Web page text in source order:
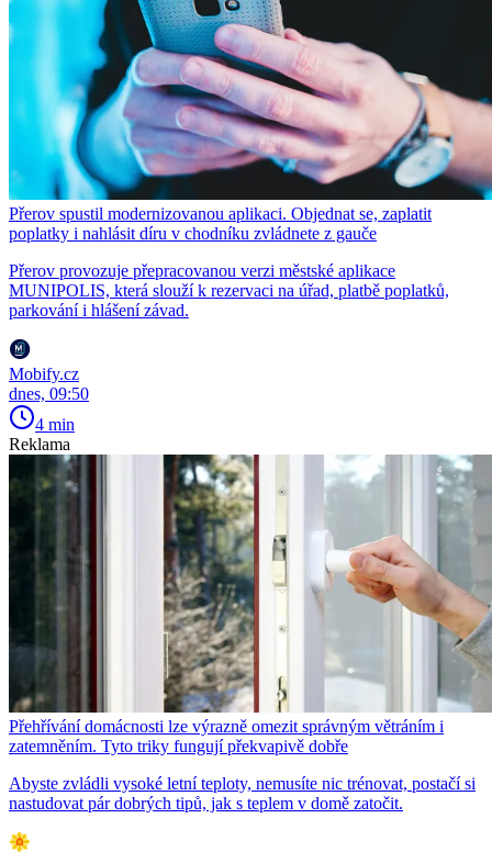
Přerov spustil modernizovanou aplikaci. Objednat se, zaplatit
poplatky i nahlásit díru v chodníku zvládnete z gauče
Přerov provozuje přepracovanou verzi městské aplikace
MUNIPOLIS, která slouží k rezervaci na úřad, platbě poplatků,
parkování i hlášení závad.
Mobify.cz
dnes, 09:50
4 min
Reklama
Přehřívání domácnosti lze výrazně omezit správným větráním i
zatemněním. Tyto triky fungují překvapivě dobře
Abyste zvládli vysoké letní teploty, nemusíte nic trénovat, postačí si
nastudovat pár dobrých tipů, jak s teplem v domě zatočit.